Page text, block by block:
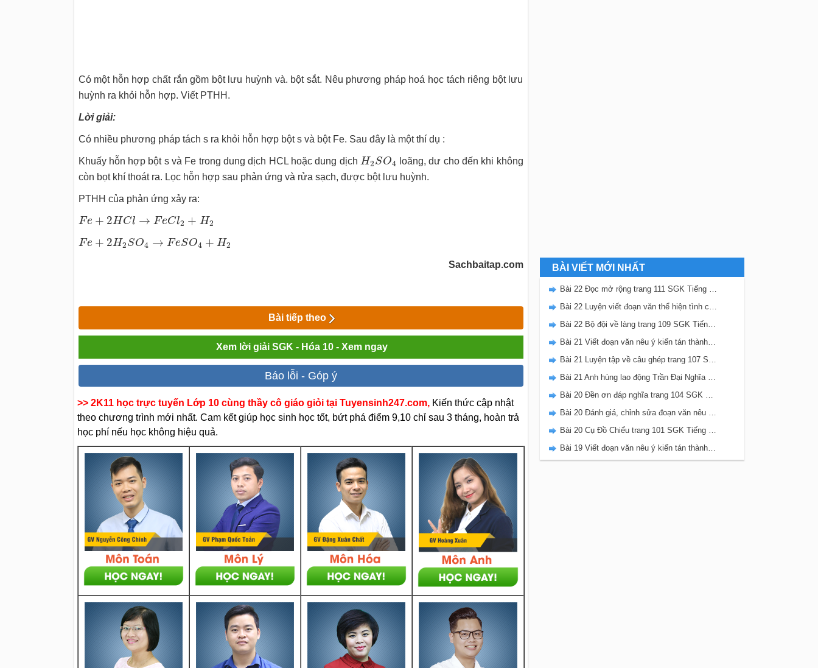
Có một hỗn hợp chất rắn gồm bột lưu huỳnh và. bột sắt. Nêu phương pháp hoá học tách riêng bột lưu
huỳnh ra khỏi hỗn hợp. Viết PTHH.
Lời giải:
Có nhiều phương pháp tách s ra khỏi hỗn hợp bột s và bột Fe. Sau đây là một thí dụ :
Khuấy hỗn hợp bột s và Fe trong dung dịch HCL hoặc dung dịch H2SO4
H2 SO
loãng, dư cho đến khi không
còn bọt khí thoát ra. Lọc hỗn hợp sau phản ứng và rửa sạch, được bột lưu huỳnh.
PTHH của phản ứng xảy ra:
Fe + 2HCl → FeCl2 + H2
Fe 2 HCl→ e Cl2+H
Fe + 2H2SO4 → FeSO4 + H2
Fe 2 H2S O4 F eSO4+ 2
Sachbaitap.com
Bài tiếp theo
Xem lời giải SGK - Hóa 10 - Xem ngay
Báo lỗi - Góp ý
>> 2K11 học trực tuyến Lớp 10 cùng thầy cô giáo giỏi tại Tuyensinh247.com,Kiến thức cập nhật
theo chương trình mới nhất. Cam kết giúp học sinh học tốt, bứt phá điểm 9,10 chỉ sau 3 tháng, hoàn trả
học phí nếu học không hiệu quả.
BÀI VIẾT MỚI NHẤT
Bài 22 Đọc mở rộng trang 111 SGK Tiếng Việt 5 Kết nối tri thức tập 2
Bài 22 Luyện viết đoạn văn thể hiện tình cảm, cảm xúc về một sự việc trang 111 SGK Tiếng Việt 5 Kết nối tri thức tập 2
Bài 22 Bộ đội về làng trang 109 SGK Tiếng Việt 5 Kết nối tri thức tập 2
Bài 21 Viết đoạn văn nêu ý kiến tán thành một sự việc, hiện tượng (Bài viết số 2) trang 108 SGK Tiếng Việt 5 Kết nối tri thức tập 2
Bài 21 Luyện tập về câu ghép trang 107 SGK Tiếng Việt 5 Kết nối tri thức tập 2
Bài 21 Anh hùng lao động Trần Đại Nghĩa trang 106 SGK Tiếng Việt 5 Kết nối tri thức tập 2
Bài 20 Đền ơn đáp nghĩa trang 104 SGK Tiếng Việt 5 Kết nối tri thức tập 2
Bài 20 Đánh giá, chỉnh sửa đoạn văn nêu ý kiến tán thành một sự vật, hiện tượng trang 103 SGK Tiếng Việt 5 Kết nối tri thức tập 2
Bài 20 Cụ Đồ Chiểu trang 101 SGK Tiếng Việt 5 Kết nối tri thức tập 2
Bài 19 Viết đoạn văn nêu ý kiến tán thành một sự việc, hiện tượng (Bài viết số 1) trang 100 SGK Tiếng Việt 5 Kết nối tri thức tập 2